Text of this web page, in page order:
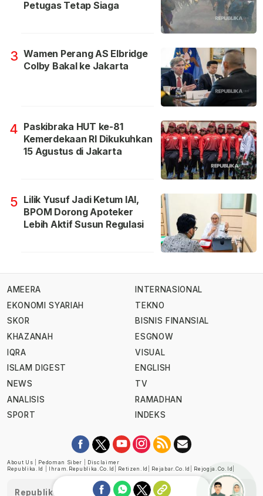
Petugas Tetap Siaga
3 Wamen Perang AS Elbridge
Colby Bakal ke Jakarta
4 Paskibraka HUT ke-81
Kemerdekaan RI Dikukuhkan
15 Agustus di Jakarta
5 Lilik Yusuf Jadi Ketum IAI,
BPOM Dorong Apoteker
Lebih Aktif Susun Regulasi
AMEERA
EKONOMI SYARIAH
SKOR
KHAZANAH
IQRA
ISLAM DIGEST
NEWS
ANALISIS
SPORT
INTERNASIONAL
TEKNO
BISNIS FINANSIAL
ESGNOW
VISUAL
ENGLISH
TV
RAMADHAN
INDEKS
About Us Pedoman Siber
Disclaimer
Republika.id
Ihram.republika.co.id Retizen.id Rejabar.co.id Rejogja.co.id
Republika telah diverifikasi oleh Dewan Pers